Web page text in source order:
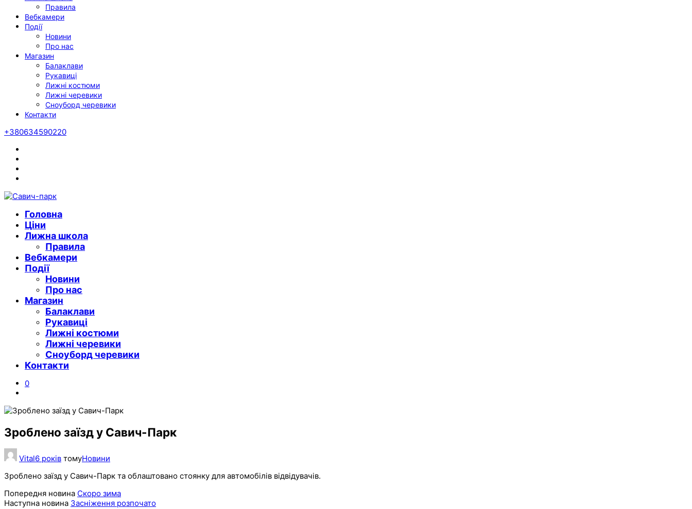
Правила
Вебкамери
Події
Новини
Про нас
Магазин
Балаклави
Рукавиці
Лижні костюми
Лижні черевики
Сноуборд черевики
Контакти
+380634590220
Головна
Ціни
Лижна школа
Правила
Вебкамери
Події
Новини
Про нас
Магазин
Балаклави
Рукавиці
Лижні костюми
Лижні черевики
Сноуборд черевики
Контакти
0
Зроблено заїзд у Савич-Парк
Vital6 років томуНовини
Зроблено заїзд у Савич-Парк та облаштовано стоянку для автомобілів відвідувачів.
Попередня новина Скоро зима
Наступна новина Засніження розпочато